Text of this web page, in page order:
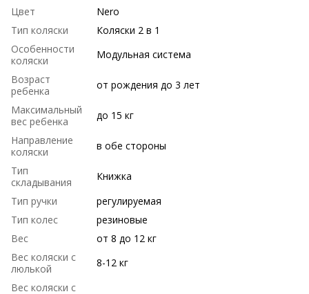
Цвет
Nero
Тип коляски
Коляски 2 в 1
Особенности
коляски
Модульная система
Возраст
ребенка
от рождения до 3 лет
Максимальный
вес ребенка
до 15 кг
Направление
коляски
в обе стороны
Тип
складывания
Книжка
Тип ручки
регулируемая
Тип колес
резиновые
Вес
от 8 до 12 кг
Вес коляски с
люлькой
8-12 кг
Вес коляски с